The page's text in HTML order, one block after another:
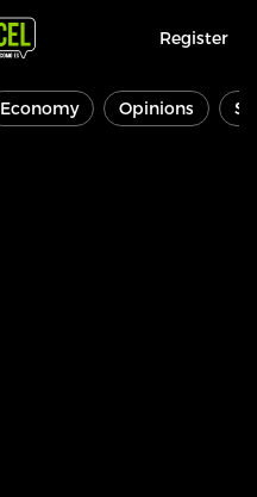
Register
Economy Opinions